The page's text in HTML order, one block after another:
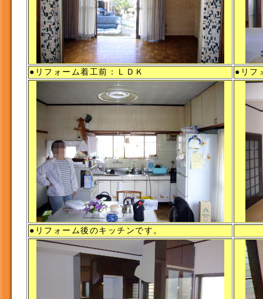
●リフォーム着工前：ＬＤＫ ●リフ
●リフォーム後のキッチンです。